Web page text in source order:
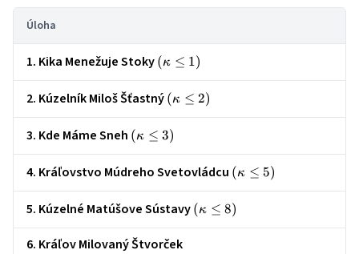
Úloha
1. Kika Menežuje Stoky \left(\kappa
\le 1\right)
(κ ≤ 1)
2. Kúzelník Miloš Šťastný \left(\kappa
\le 2\right)
(κ ≤ 2)
3. Kde Máme Sneh \left(\kappa
\le 3\right)
(κ ≤ 3)
4. Kráľovstvo Múdreho Svetovládcu \left(\kappa
\le 5\right)
(κ ≤ 5)
5. Kúzelné Matúšove Sústavy \left(\kappa
\le 8\right)
(κ ≤ 8)
6. Kráľov Milovaný Štvorček